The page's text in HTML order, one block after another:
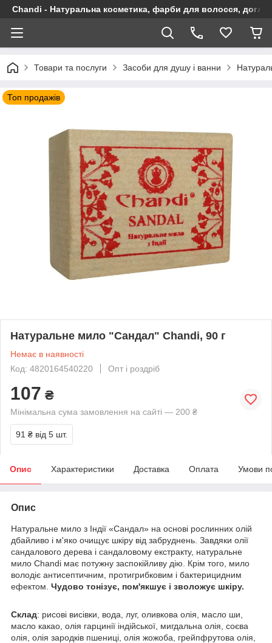
Chandi - Натуральна косметика, фарби для волосся,
Товари та послуги Засоби для душу і ванни
Топ продажів
Натуральне мило "Сандал" Chandi, 90 г
Немає в наявності
Код: 4820164540220
Опт і роздріб
107 ₴
Мінімальна сума замовлення на сайті — 200 ₴
91 ₴ від 5 шт.
Опис Характеристики Доставка Оплата Умови
Опис
Натуральне мило з Індії «Сандал» на основі рослинних олій
дбайливо і м'яко очищує шкіру від забруднень. Завдяки олії
сандалового дерева і сандаловому екстракту, натуральне
мило Chandi має потужну заспокійливу дію. Крім того, мило
володіє антисептичним, протигрибковим і бактерицидним
ефектом. Чудово тонізує, пом'якшує і зволожує шкіру.
Склад: рисові висівки, вода, луг, оливкова олія, масло ши,
масло какао, олія гарцинії індійської, мигдальна олія, соєва
олія, олія зародків пшениці, олія жожоба, грейпфрутова олія,